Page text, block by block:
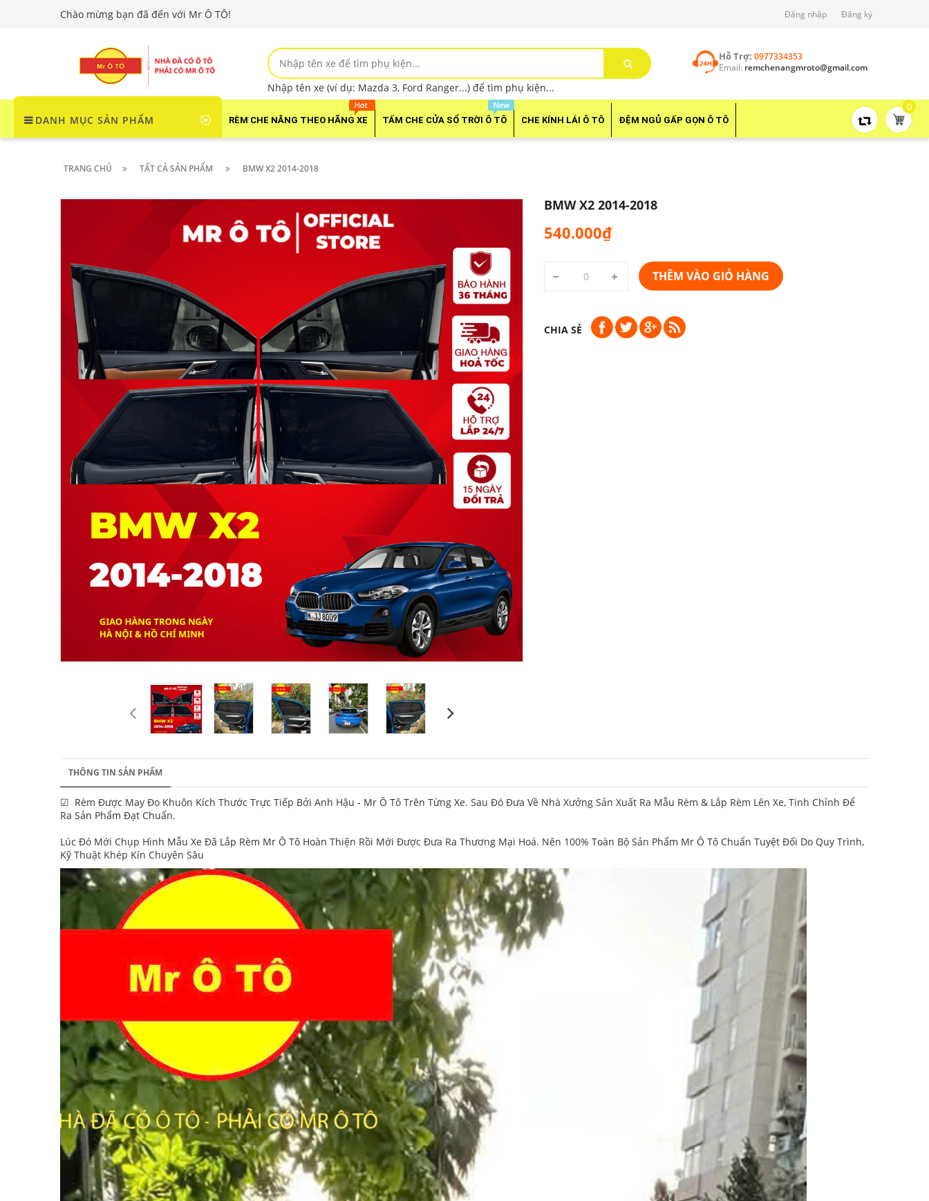
Chào mừng bạn đã đến với Mr Ô TÔ! Đăng nhập Đăng ký
Nhập tên xe (ví dụ: Mazda 3, Ford Ranger...) để tìm phụ kiện...
Hỗ Trợ:0977334353
Email: remchenangmroto@gmail.com
DANH MỤC SẢN PHẨM RÈM CHE NẮNG THEO HÃNG XE TẤM CHE CỬA SỔ TRỜI Ô TÔ CHE KÍNH LÁI Ô TÔ ĐỆM NGỦ GẤP GỌN Ô TÔ
0
TRANG CHỦ TẤT CẢ SẢN PHẨM BMW X2 2014-2018
BMW X2 2014-2018
540.000₫
THÊM VÀO GIỎ HÀNG
CHIA SẺ
THÔNG TIN SẢN PHẨM
☑ Rèm Được May Đo Khuôn Kích Thước Trực Tiếp Bởi Anh Hậu - Mr Ô Tô Trên Từng Xe. Sau Đó Đưa Về Nhà Xưởng Sản Xuất Ra Mẫu Rèm & Lắp Rèm Lên Xe, Tinh Chỉnh Để
Ra Sản Phẩm Đạt Chuẩn.
Lúc Đó Mới Chụp Hình Mẫu Xe Đã Lắp Rèm Mr Ô Tô Hoàn Thiện Rồi Mới Được Đưa Ra Thương Mại Hoá. Nên 100% Toàn Bộ Sản Phẩm Mr Ô Tô Chuẩn Tuyệt Đối Do Quy Trình,
Kỹ Thuật Khép Kín Chuyên Sâu